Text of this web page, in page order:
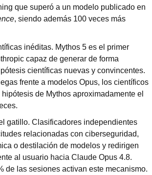
que superó a un modelo publicado en
, siendo además 100 veces más
inéditas. Mythos 5 es el primer
capaz de generar de forma
científicas nuevas y convincentes.
frente a modelos Opus, los científicos
de Mythos aproximadamente el
gatillo. Clasificadores independientes
relacionadas con ciberseguridad,
o destilación de modelos y redirigen
al usuario hacia Claude Opus 4.8.
de las sesiones activan este mecanismo.